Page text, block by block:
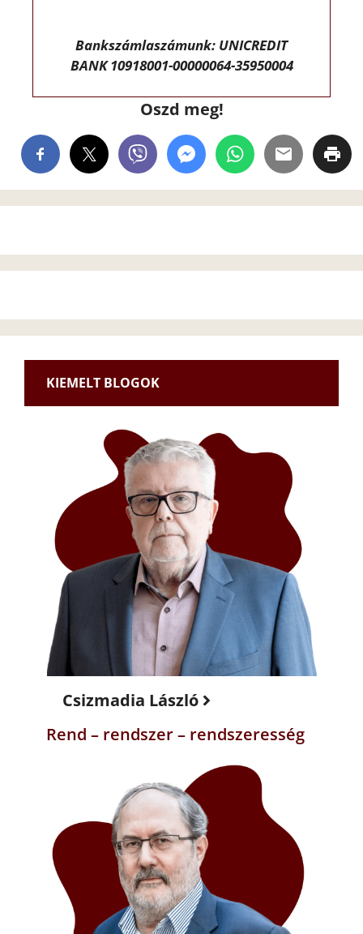
Bankszámlaszámunk: UNICREDIT
BANK 10918001-00000064-35950004
Oszd meg!
KIEMELT BLOGOK
Csizmadia László
Rend – rendszer – rendszeresség